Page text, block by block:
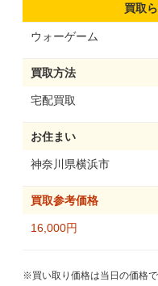
買取
ウォーゲーム
買取方法
宅配買取
お住まい
神奈川県横浜市
買取参考価格
16,000円
※買い取り価格は当日の価格